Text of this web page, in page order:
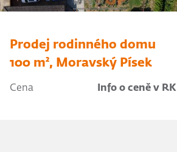
Prodej rodinného domu
100 m², Moravský Písek
Cena Info o ceně v RK